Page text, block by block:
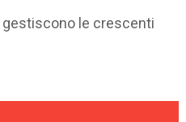
le crescenti